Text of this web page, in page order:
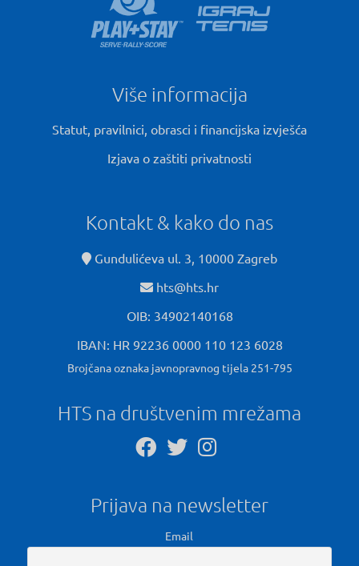
Više informacija
Statut, pravilnici, obrasci i financijska izvješća
Izjava o zaštiti privatnosti
Kontakt & kako do nas
Gundulićeva ul. 3, 10000 Zagreb
hts@hts.hr
OIB: 34902140168
IBAN: HR 92236 0000 110 123 6028
Brojčana oznaka javnopravnog tijela 251-795
HTS na društvenim mrežama
Prijava na newsletter
Email